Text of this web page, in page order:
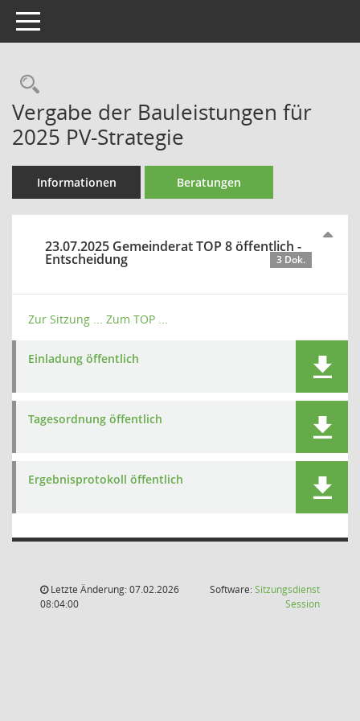
Toggle navigation
Rechercheauswahl
Vergabe der Bauleistungen für
2025 PV-Strategie
Informationen Beratungen
23.07.2025 Gemeinderat TOP 8 öffentlich -
Entscheidung 3 Dok.
Zur Sitzung ... Zum TOP ...
Einladung öffentlich
Tagesordnung öffentlich
Ergebnisprotokoll öffentlich
Letzte Änderung: 07.02.2026
08:04:00
Software:Sitzungsdienst
Session(Wird in